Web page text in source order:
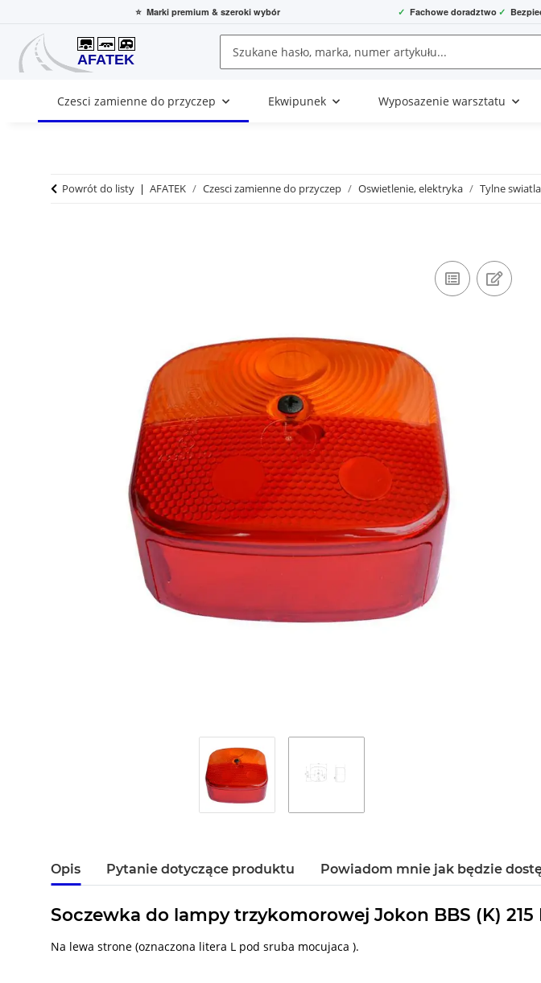
⭐ Marki premium & szeroki wybór ✓ Fachowe doradztwo ✓
Czesci zamienne do przyczep Ekwipunek Wyposazenie warsztatu
Powrót do listy AFATEK Czesci zamienne do przyczep Oswietlenie, elektryka Tylne swiatla
Opis Pytanie dotyczące produktu Powiadom mnie jak będzie
Soczewka do lampy trzykomorowej Jokon BBS (K) 215
Na lewa strone (oznaczona litera L pod sruba mocujaca ).